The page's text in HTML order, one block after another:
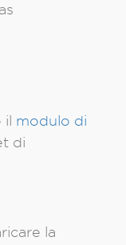
il modulo di
di
la